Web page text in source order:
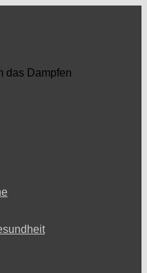
das Dampfen